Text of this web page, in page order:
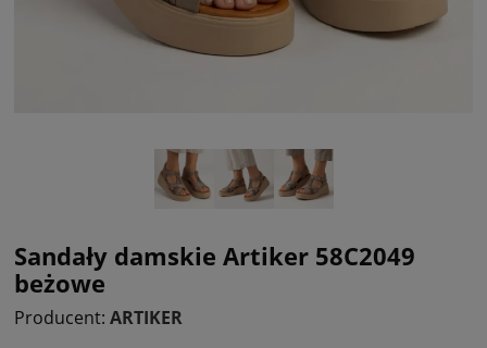
Sandały damskie Artiker 58C2049
beżowe
Producent: ARTIKER